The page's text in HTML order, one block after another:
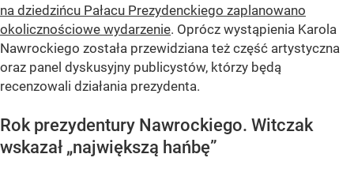
na dziedzińcu Pałacu Prezydenckiego zaplanowano
okolicznościowe wydarzenie. Oprócz wystąpienia Karola
Nawrockiego została przewidziana też część artystyczna
oraz panel dyskusyjny publicystów, którzy będą
recenzowali działania prezydenta.
Rok prezydentury Nawrockiego. Witczak
wskazał „największą hańbę”